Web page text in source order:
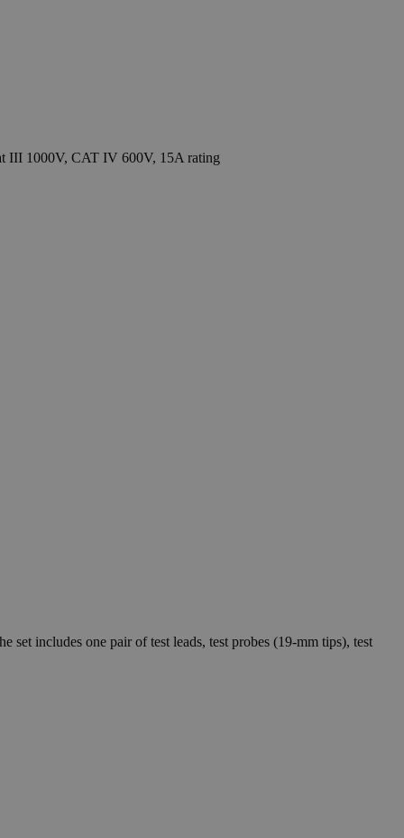
III 1000V, CAT IV 600V, 15A rating
includes one pair of test leads, test probes (19-mm tips), test